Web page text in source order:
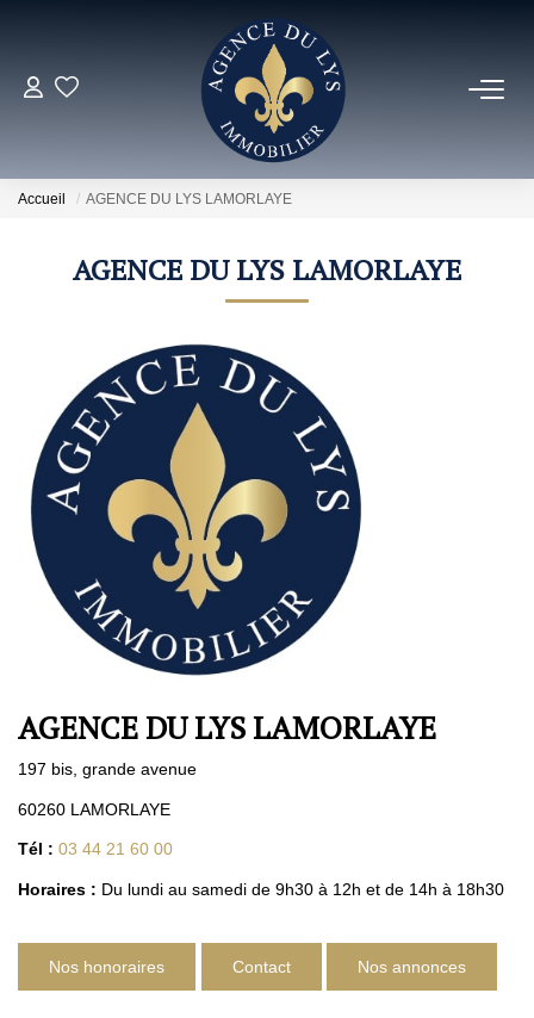
ACHETER
Louer
NOS NOUVEAUTÉS
ESTIMER
NOS AGENCES
Nos Agences
Contact
Avis Clients
Actualités
ALERTE IMMO
Accueil AGENCE DU LYS LAMORLAYE
AGENCE DU LYS LAMORLAYE
AGENCE DU LYS LAMORLAYE
197 bis, grande avenue
60260 LAMORLAYE
Tél : 03 44 21 60 00
Horaires : Du lundi au samedi de 9h30 à 12h et de 14h à 18h30
Nos honoraires Contact Nos annonces